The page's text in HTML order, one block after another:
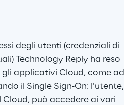
degli utenti (credenziali di
Technology Reply ha reso
gli applicativi Cloud, come ad
il Single Sign-On: l’utente,
può accedere ai vari